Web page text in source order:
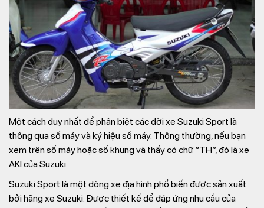
Một cách duy nhất để phân biệt các đời xe Suzuki Sport là
thông qua số máy và ký hiệu số máy. Thông thường, nếu bạn
xem trên số máy hoặc số khung và thấy có chữ “TH”, đó là xe
AKI của Suzuki.
Suzuki Sport là một dòng xe địa hình phổ biến được sản xuất
bởi hãng xe Suzuki. Được thiết kế để đáp ứng nhu cầu của